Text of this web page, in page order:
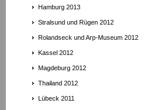
Hamburg 2013
Stralsund und Rügen 2012
Rolandseck und Arp-Museum 2012
Kassel 2012
Magdeburg 2012
Thailand 2012
Lübeck 2011